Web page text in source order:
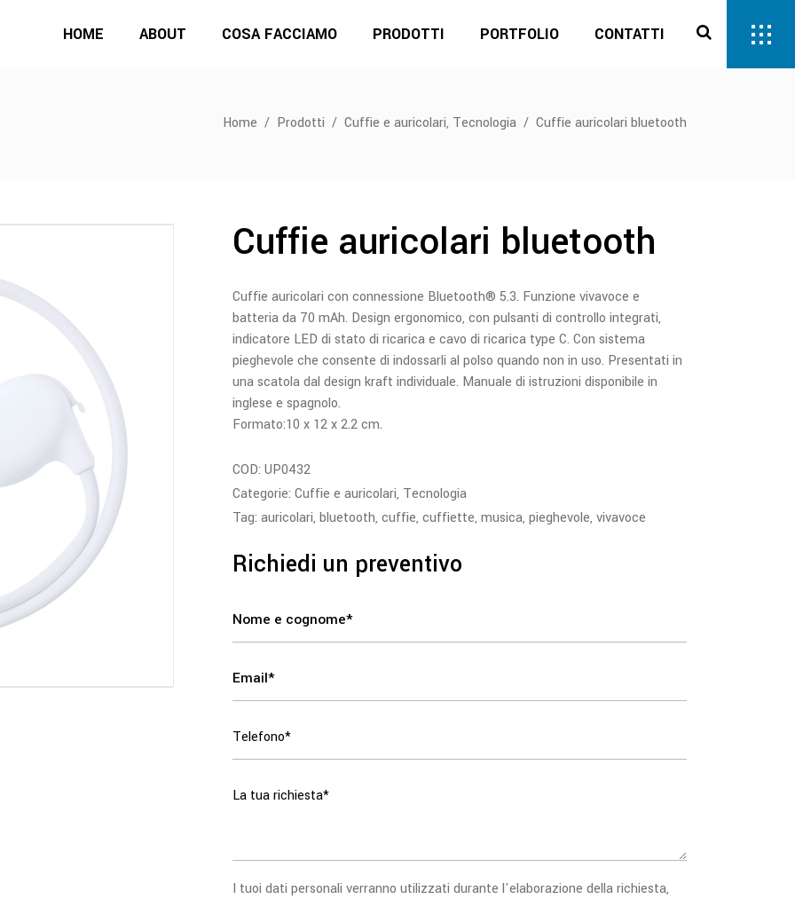
HOME ABOUT COSA FACCIAMO PRODOTTI PORTFOLIO CONTATTI
Home / Prodotti / Cuffie e auricolari, Tecnologia / Cuffie auricolari bluetooth
Cuffie auricolari bluetooth
Cuffie auricolari con connessione Bluetooth® 5.3. Funzione vivavoce e
batteria da 70 mAh. Design ergonomico, con pulsanti di controllo integrati,
indicatore LED di stato di ricarica e cavo di ricarica type C. Con sistema
pieghevole che consente di indossarli al polso quando non in uso. Presentati in
una scatola dal design kraft individuale. Manuale di istruzioni disponibile in
inglese e spagnolo.
Formato:10 x 12 x 2.2 cm.
COD: UP0432
Categorie: Cuffie e auricolari, Tecnologia
Tag: auricolari, bluetooth, cuffie, cuffiette, musica, pieghevole, vivavoce
Richiedi un preventivo
I tuoi dati personali verranno utilizzati durante l'elaborazione della richiesta,